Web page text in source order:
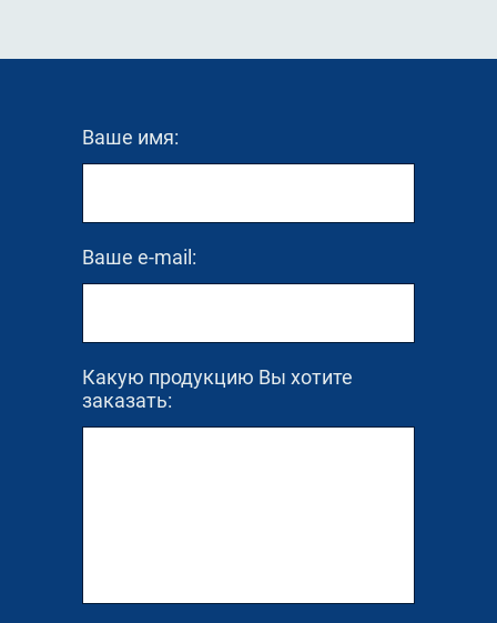
Ваше имя:
Ваше e-mail:
Какую продукцию Вы хотите
заказать: